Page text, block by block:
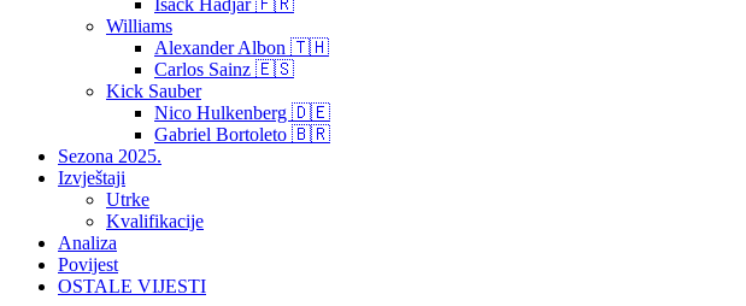
Isack Hadjar 🇫🇷
Williams
Alexander Albon 🇹🇭
Carlos Sainz 🇪🇸
Kick Sauber
Nico Hulkenberg 🇩🇪
Gabriel Bortoleto 🇧🇷
Sezona 2025.
Izvještaji
Utrke
Kvalifikacije
Analiza
Povijest
OSTALE VIJESTI